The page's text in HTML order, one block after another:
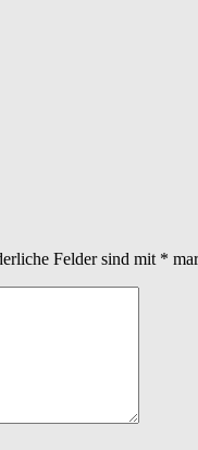
Felder sind mit *